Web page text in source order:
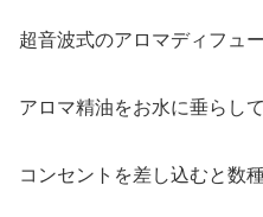
超音波式のアロマディフュ
アロマ精油をお水に垂らし
コンセントを差し込むと数